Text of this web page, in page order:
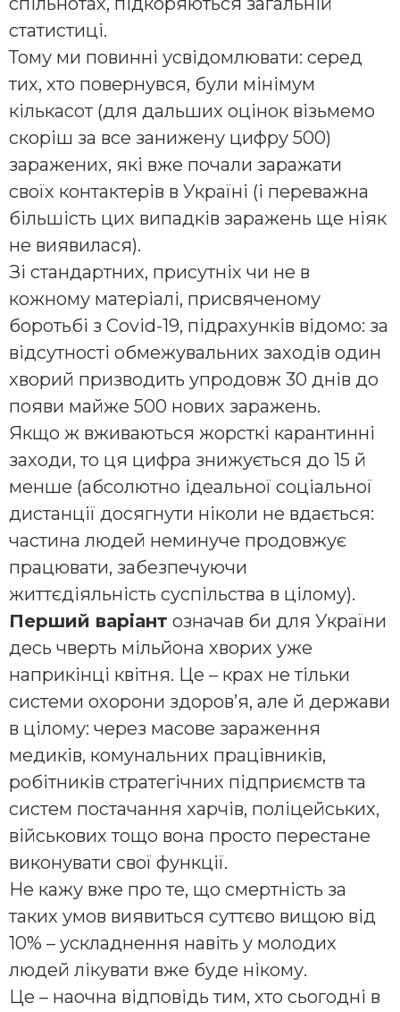
статистиці.
Тому ми повинні усвідомлювати: серед
тих, хто повернувся, були мінімум
кількасот (для дальших оцінок візьмемо
скоріш за все занижену цифру 500)
заражених, які вже почали заражати
своїх контактерів в Україні (і переважна
більшість цих випадків заражень ще ніяк
не виявилася).
Зі стандартних, присутніх чи не в
кожному матеріалі, присвяченому
боротьбі з Covid-19, підрахунків відомо: за
відсутності обмежувальних заходів один
хворий призводить упродовж 30 днів до
появи майже 500 нових заражень.
Якщо ж вживаються жорсткі карантинні
заходи, то ця цифра знижується до 15 й
менше (абсолютно ідеальної соціальної
дистанції досягнути ніколи не вдається:
частина людей неминуче продовжує
працювати, забезпечуючи
життєдіяльність суспільства в цілому).
Перший варіант означав би для України
десь чверть мільйона хворих уже
наприкінці квітня. Це – крах не тільки
системи охорони здоров’я, але й держави
в цілому: через масове зараження
медиків, комунальних працівників,
робітників стратегічних підприємств та
систем постачання харчів, поліцейських,
військових тощо вона просто перестане
виконувати свої функції.
Не кажу вже про те, що смертність за
таких умов виявиться суттєво вищою від
10% – ускладнення навіть у молодих
людей лікувати вже буде нікому.
Це – наочна відповідь тим, хто сьогодні в